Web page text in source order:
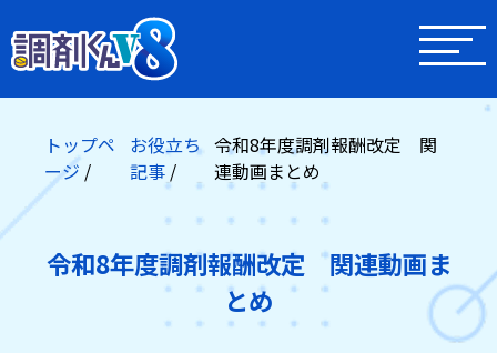
トップペ
ージ
お役立ち
記事
令和8年度調剤報酬改定 関
連動画まとめ
令和8年度調剤報酬改定 関連動画ま
とめ